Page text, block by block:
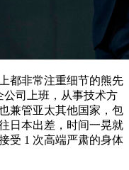
都非常注重细节的熊先
公司上班，从事技术方
兼管亚太其他国家，包
日本出差，时间一晃就
受 1 次高端严肃的身体